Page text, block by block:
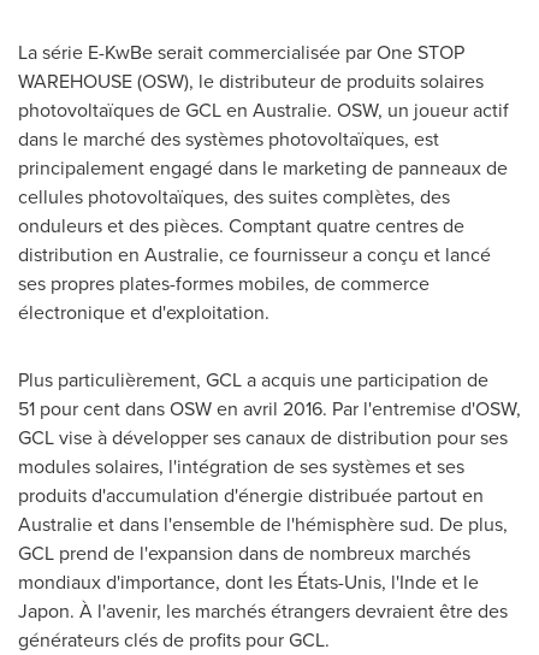
La série E-KwBe serait commercialisée par One STOP
WAREHOUSE (OSW), le distributeur de produits solaires
photovoltaïques de GCL en Australie. OSW, un joueur actif
dans le marché des systèmes photovoltaïques, est
principalement engagé dans le marketing de panneaux de
cellules photovoltaïques, des suites complètes, des
onduleurs et des pièces. Comptant quatre centres de
distribution en Australie, ce fournisseur a conçu et lancé
ses propres plates-formes mobiles, de commerce
électronique et d'exploitation.
Plus particulièrement, GCL a acquis une participation de
51 pour cent dans OSW en avril 2016. Par l'entremise d'OSW,
GCL vise à développer ses canaux de distribution pour ses
modules solaires, l'intégration de ses systèmes et ses
produits d'accumulation d'énergie distribuée partout en
Australie et dans l'ensemble de l'hémisphère sud. De plus,
GCL prend de l'expansion dans de nombreux marchés
mondiaux d'importance, dont les États-Unis, l'Inde et le
Japon. À l'avenir, les marchés étrangers devraient être des
générateurs clés de profits pour GCL.